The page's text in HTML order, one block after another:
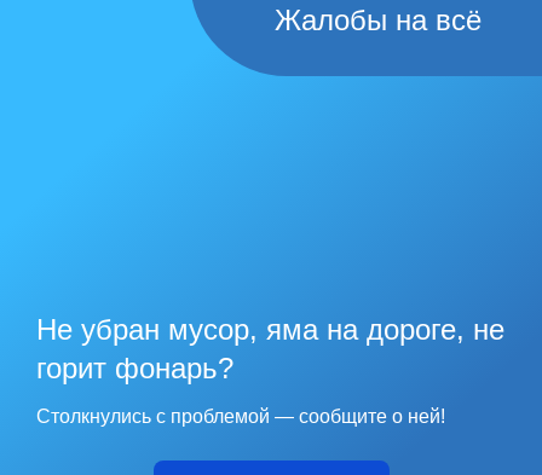
Жалобы на всё
Не убран мусор, яма на дороге, не
горит фонарь?
Столкнулись с проблемой — сообщите о ней!